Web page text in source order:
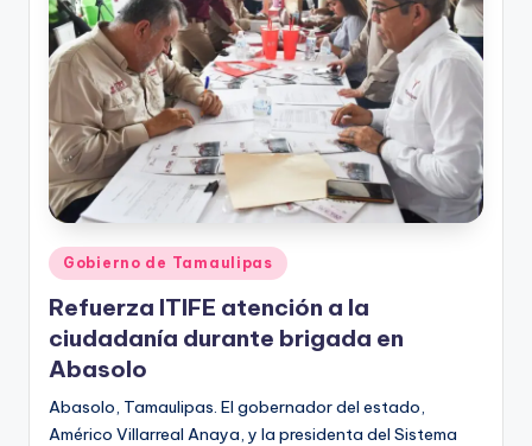
r
e
s
s
Publicado
en
Gobierno de Tamaulipas
Refuerza ITIFE atención a la
ciudadanía durante brigada en
Abasolo
Abasolo, Tamaulipas. El gobernador del estado,
Américo Villarreal Anaya, y la presidenta del Sistema